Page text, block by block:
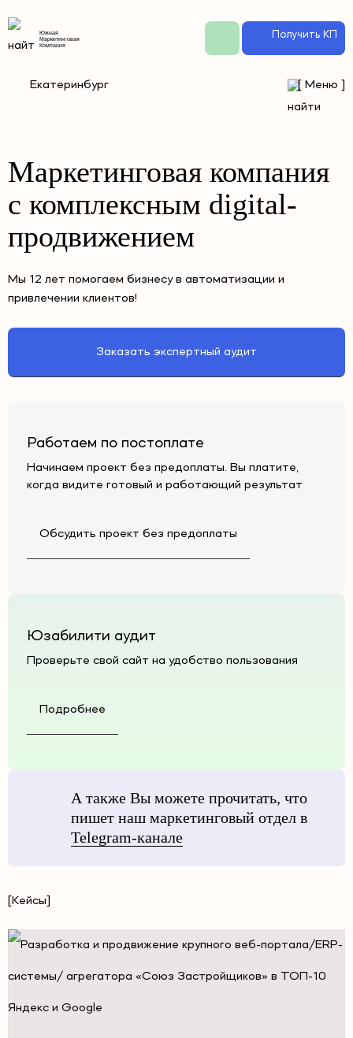
Южная
Маркетинговая
Компания
Получить КП
Екатеринбург [ Меню ]
Маркетинговая компания
с комплексным digital-
продвижением
Мы 12 лет помогаем бизнесу в автоматизации и
привлечении клиентов!
Заказать экспертный аудит
Работаем по постоплате
Начинаем проект без предоплаты. Вы платите,
когда видите готовый и работающий результат
Обсудить проект без предоплаты
Юзабилити аудит
Проверьте свой сайт на удобство пользования
Подробнее
А также Вы можете прочитать, что
пишет наш маркетинговый отдел в
Telegram-канале
[Кейсы]